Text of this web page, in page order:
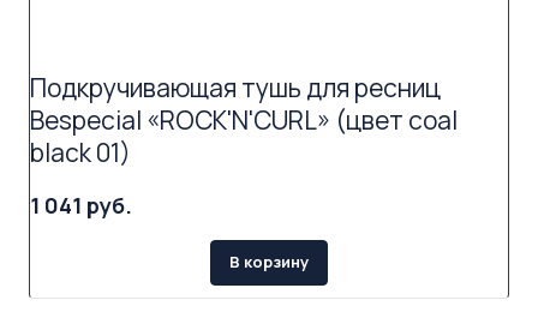
Подкручивающая тушь для ресниц
Bespecial «ROCK'N'CURL» (цвет coal
black 01)
1 041 руб.
В корзину